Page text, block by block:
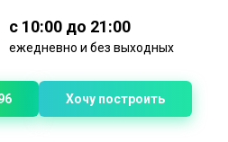
с 10:00 до 21:00
ежедневно и без выходных
Хочу построить